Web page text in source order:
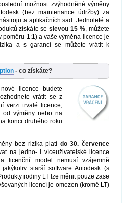
možnost zvýhodněné výměny
(bez maintenance údržby) za
a aplikačních sad. Jednoleté a
získáte seslevou 15 %, můžete
1:1) a vaše výměna licence je
a s garancí se můžete vrátit k
- co získáte?
licence budete
vrátit se z
verzi trvalé licence,
výměny nebo na
konci druhého roku
bez rizika platí do 30. července
na jedno- i víceuživatelské licence
licenční model nemusí vzájemně
jakýkoliv starší softwareAutodesk (s
rodiny LT lze měnit pouze zase
licencí je omezen (kromě LT)